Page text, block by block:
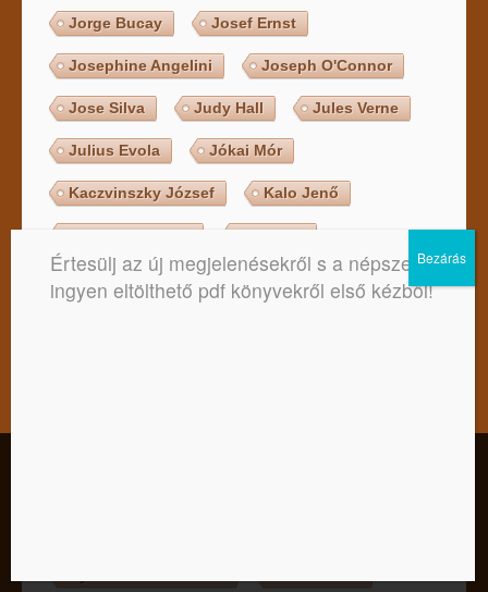
Jorge Bucay Josef Ernst
Josephine Angelini Joseph O'Connor
Jose Silva Judy Hall Jules Verne
Julius Evola Jókai Mór
Kaczvinszky József Kalo Jenő
Karinthy Frigyes Karl May
Kathleen Mcgowan Kenneth Copeland
Értesülj az új megjelenésekről s a népszerű,
ingyen eltölthető pdf könyvekről első kézből!